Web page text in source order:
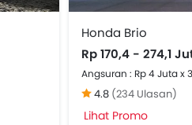
Honda Brio
Rp 170,4 - 274,1
Angsuran : Rp 4 Juta x
4.8 (234 Ulasan)
Lihat Promo